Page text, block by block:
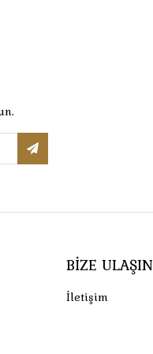
BIZE ULAŞIN
İletişim